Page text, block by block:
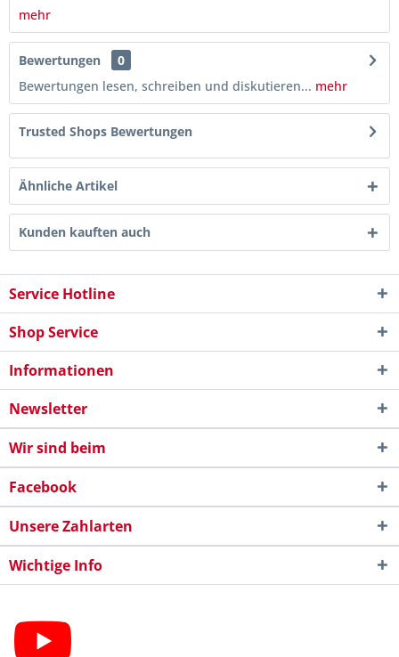
mehr
Bewertungen
0
Bewertungen lesen, schreiben und diskutieren... mehr
Trusted Shops Bewertungen
Ähnliche Artikel
Kunden kauften auch
Service Hotline
Shop Service
Informationen
Newsletter
Wir sind beim
Facebook
Unsere Zahlarten
Wichtige Info